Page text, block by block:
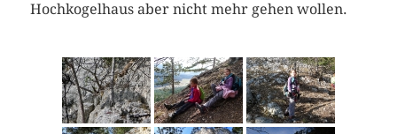
Hochkogelhaus aber nicht mehr gehen wollen.